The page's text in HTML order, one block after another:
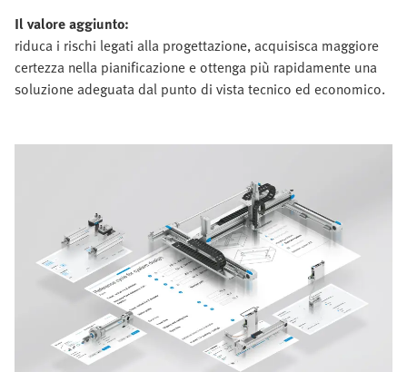
Il valore aggiunto:
riduca i rischi legati alla progettazione, acquisisca maggiore
certezza nella pianificazione e ottenga più rapidamente una
soluzione adeguata dal punto di vista tecnico ed economico.